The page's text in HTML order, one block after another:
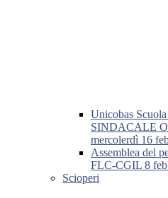
Unicobas
SINDACALE
mercolerdì 16
Assemblea del
FLC-CGIL 8
Scioperi